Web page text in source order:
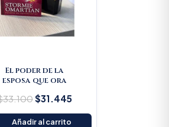
El poder de la
esposa que ora
33.100$31.445
Añadir al carrito